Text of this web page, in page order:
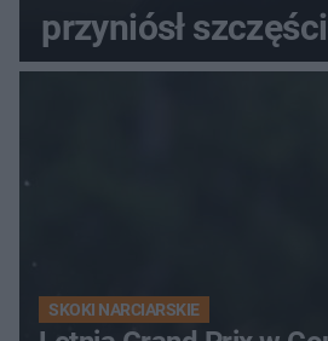
przyniósł
SKOKI NARCIARSKIE